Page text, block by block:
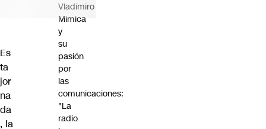
Es
ta
jor
na
da
, la
Vladimiro
Mimica
y
su
pasión
por
las
comunicaciones:
"La
radio